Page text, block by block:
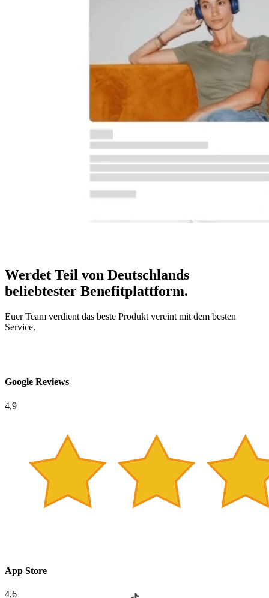
Werdet Teil von Deutschlands
beliebtester Benefitplattform.
Euer Team verdient das beste Produkt vereint mit dem besten
Service.
Google Reviews
4,9
App Store
4,6